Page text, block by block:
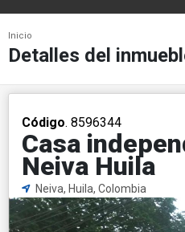
Inicio
Detalles del
Código. 8596344
Casa
Neiva Huila
Neiva, Huila, Colombia